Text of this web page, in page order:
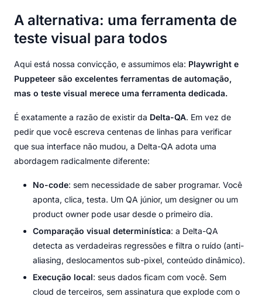
A alternativa: uma ferramenta de
teste visual para todos
Aqui está nossa convicção, e assumimos ela: Playwright e
Puppeteer são excelentes ferramentas de automação,
mas o teste visual merece uma ferramenta dedicada.
É exatamente a razão de existir da Delta-QA. Em vez de
pedir que você escreva centenas de linhas para verificar
que sua interface não mudou, a Delta-QA adota uma
abordagem radicalmente diferente:
No-code: sem necessidade de saber programar. Você
aponta, clica, testa. Um QA júnior, um designer ou um
product owner pode usar desde o primeiro dia.
Comparação visual determinística: a Delta-QA
detecta as verdadeiras regressões e filtra o ruído (anti-
aliasing, deslocamentos sub-pixel, conteúdo dinâmico).
Execução local: seus dados ficam com você. Sem
cloud de terceiros, sem assinatura que explode com o